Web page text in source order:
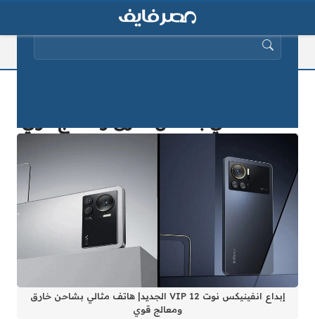
إبداع انفينيكس نوت 12 VIP الجديد| هاتف مثالي بشاحن خارق
ومعالج قوي
البحث عن: